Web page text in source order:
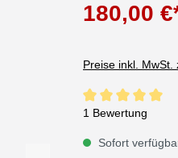
180,00
Preise inkl. MwSt.
Durchschnittliche
1 Bewertung
Sofort